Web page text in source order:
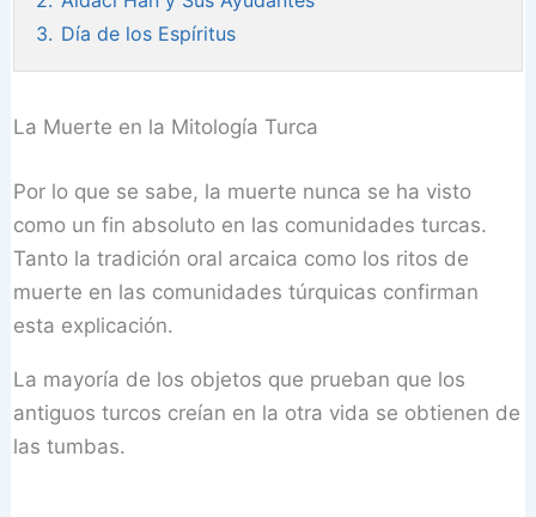
3. Día de los Espíritus
La Muerte en la Mitología Turca
Por lo que se sabe, la muerte nunca se ha visto
como un fin absoluto en las comunidades turcas.
Tanto la tradición oral arcaica como los ritos de
muerte en las comunidades túrquicas confirman
esta explicación.
La mayoría de los objetos que prueban que los
antiguos turcos creían en la otra vida se obtienen de
las tumbas.